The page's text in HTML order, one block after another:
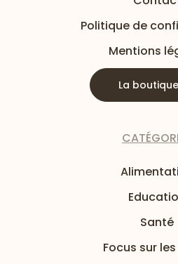
Politique de
Mentions
La boutique
Santé
Focus sur